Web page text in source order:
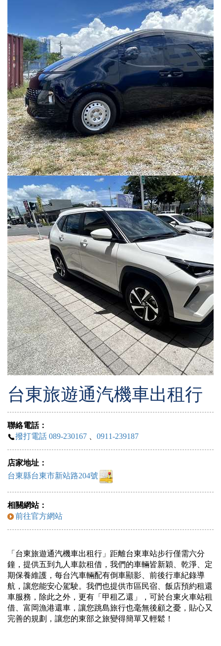
台東旅遊通汽機車出租行
聯絡電話：
撥打電話 089-230167
0911-239187
店家地址：
台東縣台東市新站路204號
相關網站：
前往官方網站
「台東旅遊通汽機車出租行」距離台東車站步行僅需六分
鐘，提供五到九人車款租借，我們的車輛皆新穎、乾淨、定
期保養維護，每台汽車輛配有倒車顯影、前後行車紀錄導
航，讓您能安心駕駛。我們也提供市區民宿、飯店預約租還
車服務，除此之外，更有「甲租乙還」，可於台東火車站租
借、富岡漁港還車，讓您跳島旅行也毫無後顧之憂，貼心又
完善的規劃，讓您的東部之旅變得簡單又輕鬆！